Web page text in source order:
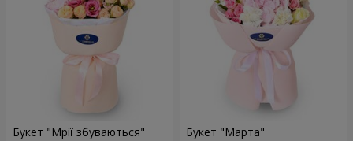
Букет "Мрії збуваються" Букет "Марта"